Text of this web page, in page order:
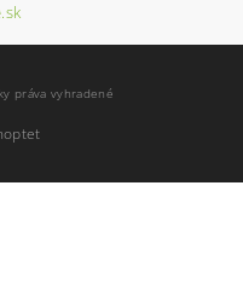
práva vyhradené